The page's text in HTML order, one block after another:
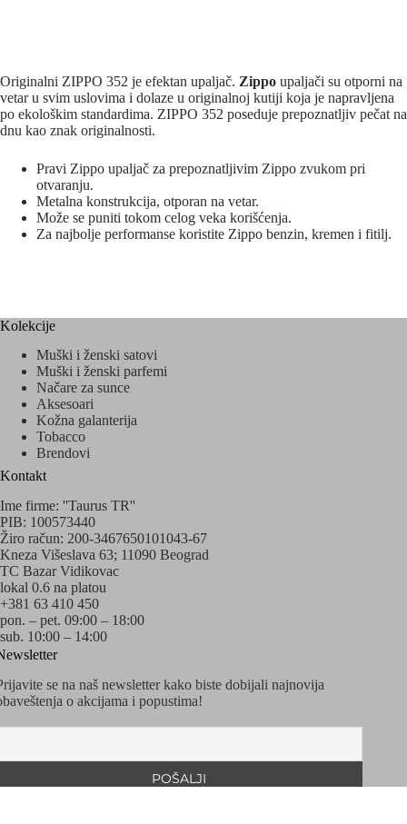
Originalni ZIPPO 352 je efektan upaljač. Zippo upaljači su otporni na
vetar u svim uslovima i dolaze u originalnoj kutiji koja je napravljena
po ekološkim standardima. ZIPPO 352 poseduje prepoznatljiv pečat na
dnu kao znak originalnosti.
Pravi Zippo upaljač za prepoznatljivim Zippo zvukom pri
otvaranju.
Metalna konstrukcija, otporan na vetar.
Može se puniti tokom celog veka korišćenja.
Za najbolje performanse koristite Zippo benzin, kremen i fitilj.
Kolekcije
Muški i ženski satovi
Muški i ženski parfemi
Načare za sunce
Aksesoari
Kožna galanterija
Tobacco
Brendovi
Kontakt
Ime firme: ''Taurus TR''
PIB: 100573440
Žiro račun: 200-3467650101043-67
Kneza Višeslava 63; 11090 Beograd
TC Bazar Vidikovac
lokal 0.6 na platou
+381 63 410 450
pon. – pet. 09:00 – 18:00
sub. 10:00 – 14:00
se na naš newsletter kako biste dobijali najnovija
o akcijama i popustima!